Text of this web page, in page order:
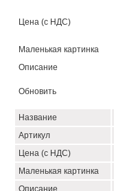
Цена (с НДС)
Маленькая картинка
Описание
Обновить
Название
Артикул
Цена (с НДС)
Маленькая картинка
Описание